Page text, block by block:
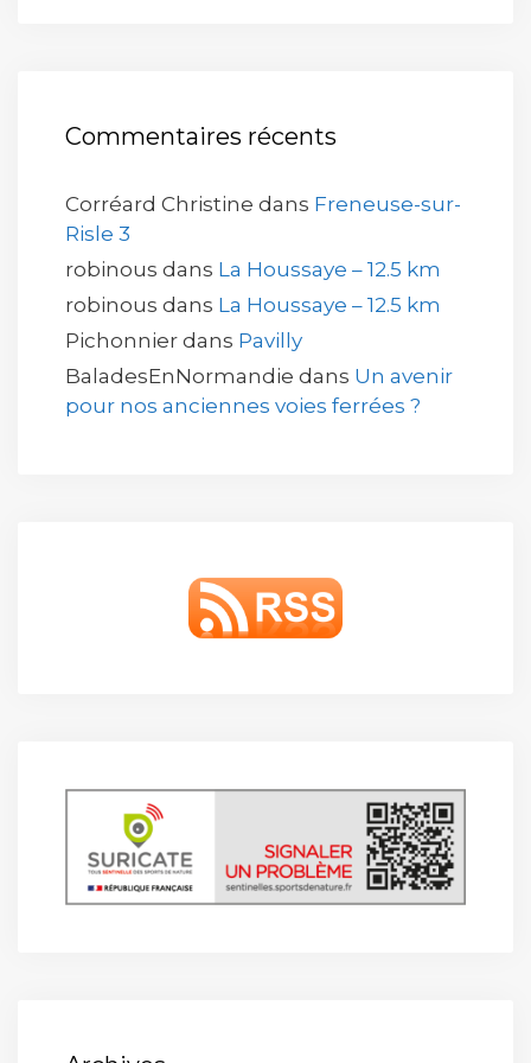
Commentaires récents
Corréard Christine dans Freneuse-sur-
Risle 3
robinous dans La Houssaye – 12.5 km
robinous dans La Houssaye – 12.5 km
Pichonnier dans Pavilly
BaladesEnNormandie dans Un avenir
pour nos anciennes voies ferrées ?